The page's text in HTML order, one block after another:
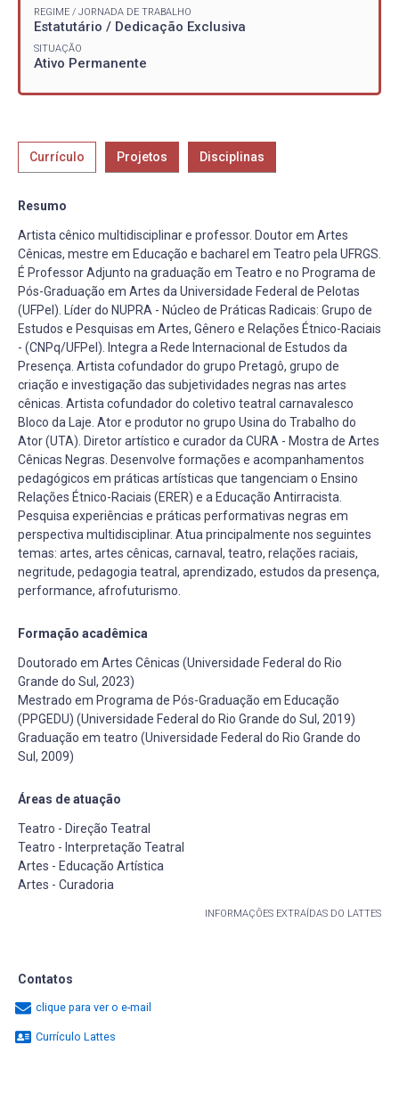
REGIME / JORNADA DE TRABALHO
Estatutário / Dedicação Exclusiva
SITUAÇÃO
Ativo Permanente
Currículo Projetos Disciplinas
Resumo
Artista cênico multidisciplinar e professor. Doutor em Artes
Cênicas, mestre em Educação e bacharel em Teatro pela UFRGS.
É Professor Adjunto na graduação em Teatro e no Programa de
Pós-Graduação em Artes da Universidade Federal de Pelotas
(UFPel). Líder do NUPRA - Núcleo de Práticas Radicais: Grupo de
Estudos e Pesquisas em Artes, Gênero e Relações Étnico-Raciais
- (CNPq/UFPel). Integra a Rede Internacional de Estudos da
Presença. Artista cofundador do grupo Pretagô, grupo de
criação e investigação das subjetividades negras nas artes
cênicas. Artista cofundador do coletivo teatral carnavalesco
Bloco da Laje. Ator e produtor no grupo Usina do Trabalho do
Ator (UTA). Diretor artístico e curador da CURA - Mostra de Artes
Cênicas Negras. Desenvolve formações e acompanhamentos
pedagógicos em práticas artísticas que tangenciam o Ensino
Relações Étnico-Raciais (ERER) e a Educação Antirracista.
Pesquisa experiências e práticas performativas negras em
perspectiva multidisciplinar. Atua principalmente nos seguintes
temas: artes, artes cênicas, carnaval, teatro, relações raciais,
negritude, pedagogia teatral, aprendizado, estudos da presença,
performance, afrofuturismo.
Formação acadêmica
Doutorado em Artes Cênicas (Universidade Federal do Rio
Grande do Sul, 2023)
Mestrado em Programa de Pós-Graduação em Educação
(PPGEDU) (Universidade Federal do Rio Grande do Sul, 2019)
Graduação em teatro (Universidade Federal do Rio Grande do
Sul, 2009)
Áreas de atuação
Teatro - Direção Teatral
Teatro - Interpretação Teatral
Artes - Educação Artística
Artes - Curadoria
INFORMAÇÕES EXTRAÍDAS DO LATTES
Contatos
clique para ver o e-mail
Currículo Lattes